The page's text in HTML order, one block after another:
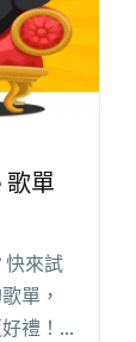
單
快來試
單，
禮！